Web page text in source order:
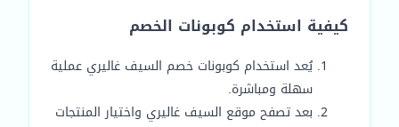
كيفية استخدام كوبونات الخصم
يُعد استخدام كوبونات خصم السيف غاليري عملية
سهلة ومباشرة.
بعد تصفح موقع السيف غاليري واختيار المنتجات